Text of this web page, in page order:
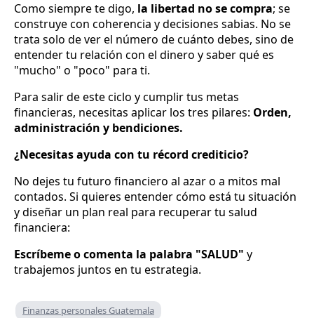
Como siempre te digo, la libertad no se compra; se
construye con coherencia y decisiones sabias. No se
trata solo de ver el número de cuánto debes, sino de
entender tu relación con el dinero y saber qué es
"mucho" o "poco" para ti.
Para salir de este ciclo y cumplir tus metas
financieras, necesitas aplicar los tres pilares: Orden,
administración y bendiciones.
¿Necesitas ayuda con tu récord crediticio?
No dejes tu futuro financiero al azar o a mitos mal
contados. Si quieres entender cómo está tu situación
y diseñar un plan real para recuperar tu salud
financiera:
Escríbeme o comenta la palabra "SALUD" y
trabajemos juntos en tu estrategia.
Finanzas personales Guatemala